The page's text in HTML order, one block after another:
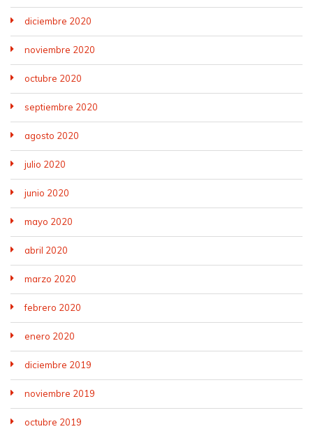
diciembre 2020
noviembre 2020
octubre 2020
septiembre 2020
agosto 2020
julio 2020
junio 2020
mayo 2020
abril 2020
marzo 2020
febrero 2020
enero 2020
diciembre 2019
noviembre 2019
octubre 2019